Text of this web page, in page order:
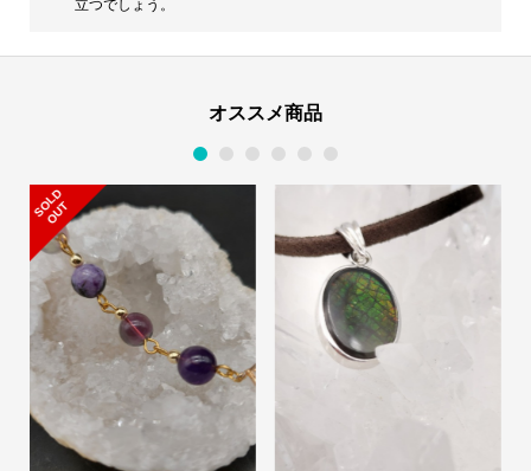
立つでしょう。
オススメ商品
S
O
L
D
O
U
T
1 2 3 4 5 6